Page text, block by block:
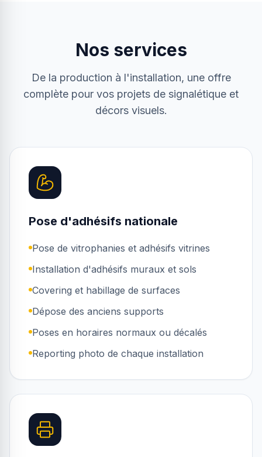
Nos services
De la production à l'installation, une offre
complète pour vos projets de signalétique et
décors visuels.
Pose d'adhésifs nationale
Pose de vitrophanies et adhésifs vitrines
Installation d'adhésifs muraux et sols
Covering et habillage de surfaces
Dépose des anciens supports
Poses en horaires normaux ou décalés
Reporting photo de chaque installation